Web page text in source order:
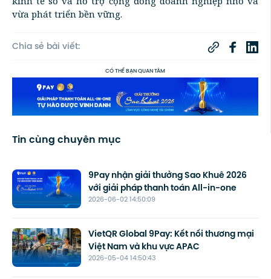
vừa phát triển bền vững.
Chia sẻ bài viết:
CÓ THỂ BẠN QUAN TÂM
Tin cùng chuyên mục
2026-06-02 14:50:09
9Pay nhận giải thưởng Sao Khuê 2026
với giải pháp thanh toán All-in-one
2026-05-04 14:50:43
VietQR Global 9Pay: Kết nối thương mại
Việt Nam và khu vực APAC